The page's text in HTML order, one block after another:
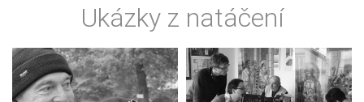
Ukázky z natáčení